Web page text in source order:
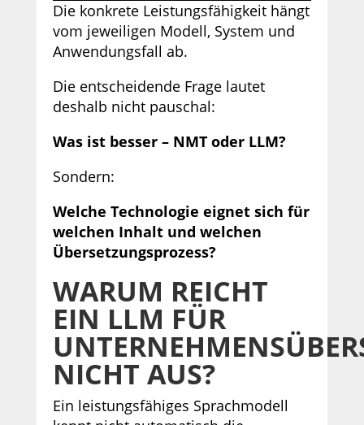
Die konkrete Leistungsfähigkeit hängt
vom jeweiligen Modell, System und
Anwendungsfall ab.
Die entscheidende Frage lautet
deshalb nicht pauschal:
Was ist besser – NMT oder LLM?
Sondern:
Welche Technologie eignet sich für
welchen Inhalt und welchen
Übersetzungsprozess?
WARUM REICHT
EIN LLM FÜR
NICHT AUS?
Ein leistungsfähiges Sprachmodell